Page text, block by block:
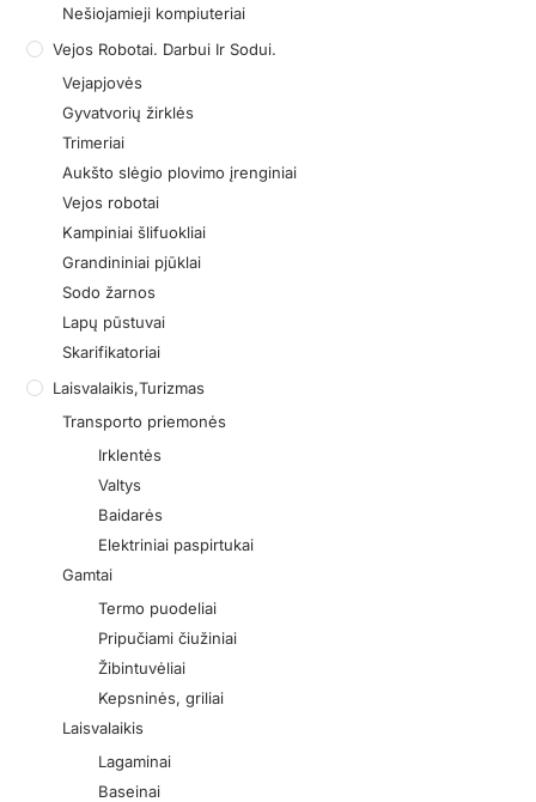
Nešiojamieji kompiuteriai
Vejos Robotai. Darbui Ir Sodui.
Vejapjovės
Gyvatvorių žirklės
Trimeriai
Aukšto slėgio plovimo įrenginiai
Vejos robotai
Kampiniai šlifuokliai
Grandininiai pjūklai
Sodo žarnos
Lapų pūstuvai
Skarifikatoriai
Laisvalaikis,turizmas
Transporto priemonės
Irklentės
Valtys
Baidarės
Elektriniai paspirtukai
Gamtai
Termo puodeliai
Pripučiami čiužiniai
Žibintuvėliai
Kepsninės, griliai
Laisvalaikis
Lagaminai
Baseinai